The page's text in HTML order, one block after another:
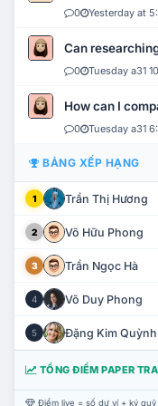
0 Yesterday at
Can
0 Tuesday a31
How can I
0 Tuesday a31
BẢNG XẾP HẠNG
1 Trần Thị Hương
2 Võ Hữu Phong
3 Trần Ngọc Hà
4 Võ Duy Phong
5 Đặng Kim Quỳnh
TỔNG ĐIỂM PAPER
Điểm live = số dư ví + ký quỹ